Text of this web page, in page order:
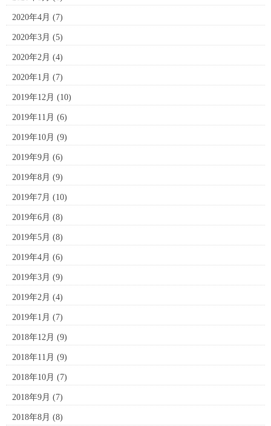
2020年4月 (7)
2020年3月 (5)
2020年2月 (4)
2020年1月 (7)
2019年12月 (10)
2019年11月 (6)
2019年10月 (9)
2019年9月 (6)
2019年8月 (9)
2019年7月 (10)
2019年6月 (8)
2019年5月 (8)
2019年4月 (6)
2019年3月 (9)
2019年2月 (4)
2019年1月 (7)
2018年12月 (9)
2018年11月 (9)
2018年10月 (7)
2018年9月 (7)
2018年8月 (8)